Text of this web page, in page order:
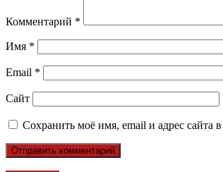
Комментарий *
Имя *
Email *
Сайт
Сохранить моё имя, email и адрес сайта